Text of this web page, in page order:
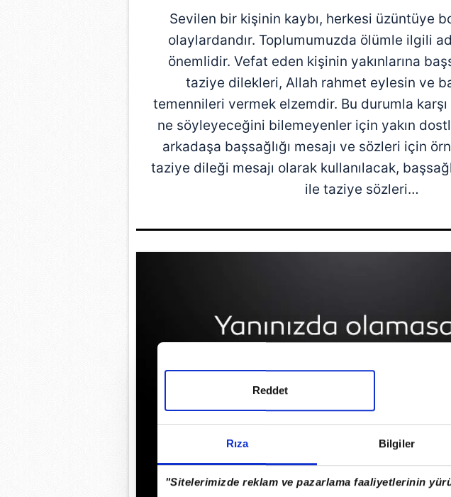
Rıza Bilgiler
"Sitelerimizde reklam ve pazarlama faaliyetlerinin
Reddet
Sevilen bir kişinin kaybı, herkesi üzüntüye
olaylardandır. Toplumumuzda ölümle ilgili
önemlidir. Vefat eden kişinin yakınlarına
taziye dilekleri, Allah rahmet eylesin ve
temennileri vermek elzemdir. Bu durumla
ne söyleyeceğini bilemeyenler için yakın
arkadaşa başsağlığı mesajı ve sözleri için
taziye dileği mesajı olarak kullanılacak,
ile taziye sözleri…